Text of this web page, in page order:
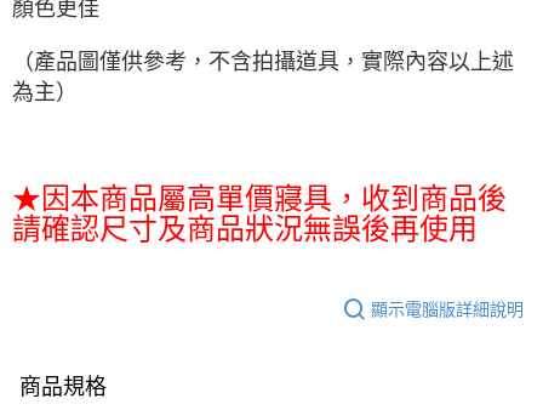
顏色更佳
（產品圖僅供參考，不含拍攝道具，實際內容以上述
為主）
★因本商品屬高單價寢具，收到商品後
請確認尺寸及商品狀況無誤後再使用
顯示電腦版詳細說明
商品規格